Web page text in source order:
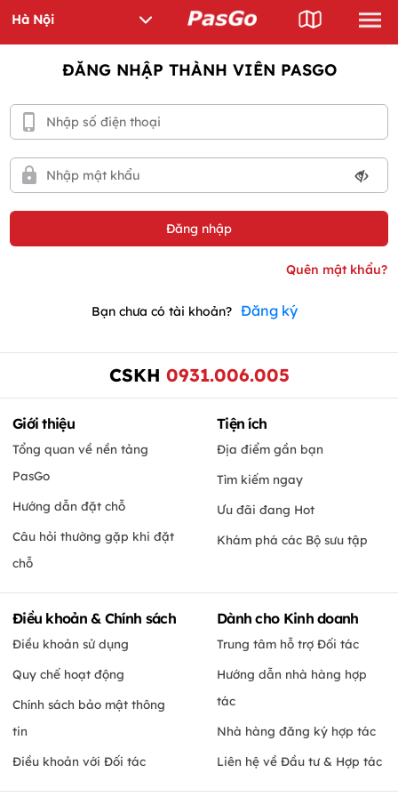
ĐĂNG NHẬP THÀNH VIÊN PASGO
Bạn chưa có tài khoản? Đăng ký
CSKH 0931.006.005
Giới thiệu
Tổng quan về nền tảng
PasGo
Hướng dẫn đặt chỗ
Câu hỏi thường gặp khi đặt
chỗ
Tiện ích
Địa điểm gần bạn
Tìm kiếm ngay
Ưu đãi đang Hot
Khám phá các Bộ sưu tập
Điều khoản & Chính sách
Điều khoản sử dụng
Quy chế hoạt động
Chính sách bảo mật thông
tin
Điều khoản với Đối tác
Dành cho Kinh doanh
Trung tâm hỗ trợ Đối tác
Hướng dẫn nhà hàng hợp
tác
Nhà hàng đăng ký hợp tác
Liên hệ về Đầu tư & Hợp tác